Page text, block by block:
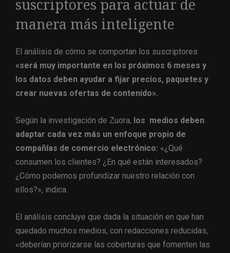
suscriptores para actuar de
manera más inteligente
El análisis de cómo se comportan los suscriptores
«será muy importante en los próximos 6 meses y
los datos deben ayudar a fijar precios, paquetes y
crear nuevas ofertas de contenido».
Según la investigación de Zuora, los medios deben
adaptar cada vez más un enfoque propio de
compañías de comercio electrónico: «¿Qué
consumen los clientes? ¿En qué están interesados?
¿Cómo podemos profundizar nuestro relación con
ellos?», indica.
El análisis concluye que dada la situación en que han
quedado muchos medios, con redacciones reducidas,
«deberían priorizarse las coberturas que fomenten las